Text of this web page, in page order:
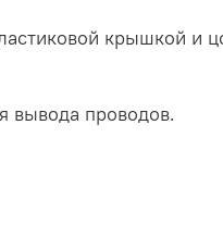
крышкой и
вывода проводов.